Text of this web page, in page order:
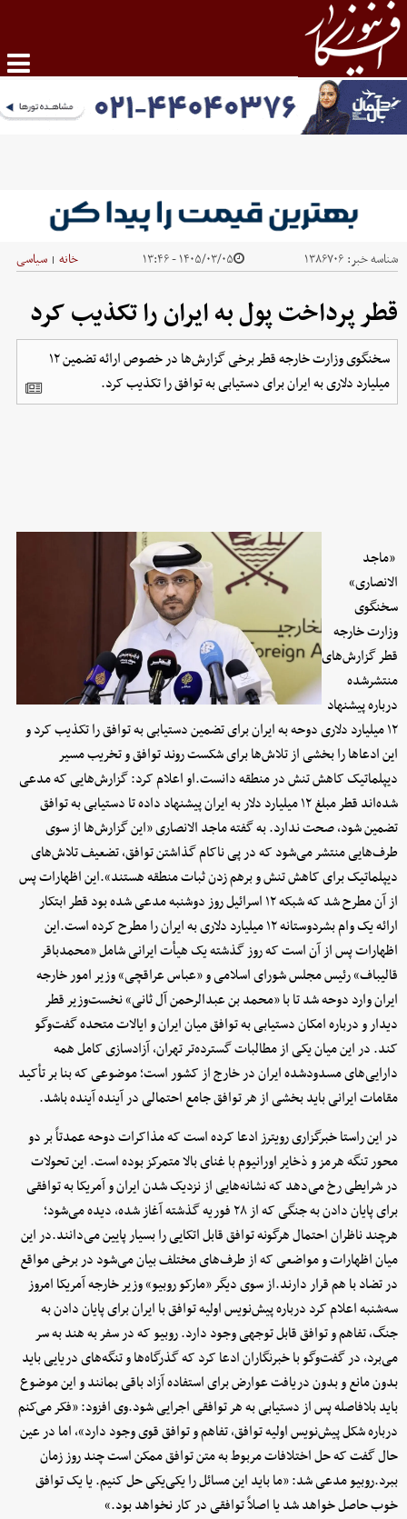
شناسه خبر: ۱۳۸۶۷۰۶ ۱۴۰۵/۰۳/۰۵ - ۱۳:۴۶ خانه | سیاسی
قطر پرداخت پول به ایران را تکذیب کرد
سخنگوی وزارت خارجه قطر برخی گزارش‌ها در خصوص ارائه تضمین ۱۲
میلیارد دلاری به ایران برای دستیابی به توافق را تکذیب کرد.
«ماجد
الانصاری»
سخنگوی
وزارت خارجه
قطر گزارش‌های
منتشرشده
درباره پیشنهاد
۱۲ میلیارد دلاری دوحه به ایران برای تضمین دستیابی به توافق را تکذیب کرد و
این ادعاها را بخشی از تلاش‌ها برای شکست روند توافق و تخریب مسیر
دیپلماتیک کاهش تنش در منطقه دانست.او اعلام کرد: گزارش‌هایی که مدعی
شده‌اند قطر مبلغ ۱۲ میلیارد دلار به ایران پیشنهاد داده تا دستیابی به توافق
تضمین شود، صحت ندارد. به گفته ماجد الانصاری «این گزارش‌ها از سوی
طرف‌هایی منتشر می‌شود که در پی ناکام گذاشتن توافق، تضعیف تلاش‌های
دیپلماتیک برای کاهش تنش و برهم زدن ثبات منطقه هستند».این اظهارات پس
از آن مطرح شد که شبکه ۱۲ اسرائیل روز دوشنبه مدعی شده بود قطر ابتکار
ارائه یک وام بشردوستانه ۱۲ میلیارد دلاری به ایران را مطرح کرده است.این
اظهارات پس از آن است که روز گذشته یک هیأت ایرانی شامل «محمدباقر
قالیباف» رئیس مجلس شورای اسلامی و «عباس عراقچی» وزیر امور خارجه
ایران وارد دوحه شد تا با «محمد بن عبدالرحمن آل ثانی» نخست‌وزیر قطر
دیدار و درباره امکان دستیابی به توافق میان ایران و ایالات متحده گفت‌وگو
کند. در این میان یکی از مطالبات گسترده‌تر تهران، آزادسازی کامل همه
دارایی‌های مسدودشده ایران در خارج از کشور است؛ موضوعی که بنا بر تأکید
مقامات ایرانی باید بخشی از هر توافق جامع احتمالی در آینده آینده باشد.
در این راستا خبرگزاری رویترز ادعا کرده است که مذاکرات دوحه عمدتاً بر دو
محور تنگه هرمز و ذخایر اورانیوم با غنای بالا متمرکز بوده است. این تحولات
در شرایطی رخ می‌دهد که نشانه‌هایی از نزدیک شدن ایران و آمریکا به توافقی
برای پایان دادن به جنگی که از ۲۸ فوریه گذشته آغاز شده، دیده می‌شود؛
هرچند ناظران احتمال هرگونه توافق قابل اتکایی را بسیار پایین می‌دانند.در این
میان اظهارات و مواضعی که از طرف‌های مختلف بیان می‌شود در برخی مواقع
در تضاد با هم قرار دارند.از سوی دیگر «مارکو روبیو» وزیر خارجه آمریکا امروز
سه‌شنبه اعلام کرد درباره پیش‌نویس اولیه توافق با ایران برای پایان دادن به
جنگ، تفاهم و توافق قابل توجهی وجود دارد. روبیو که در سفر به هند به سر
می‌برد، در گفت‌وگو با خبرنگاران ادعا کرد که گذرگاه‌ها و تنگه‌های دریایی باید
بدون مانع و بدون دریافت عوارض برای استفاده آزاد باقی بمانند و این موضوع
باید بلافاصله پس از دستیابی به هر توافقی اجرایی شود.وی افزود: «فکر می‌کنم
درباره شکل پیش‌نویس اولیه توافق، تفاهم و توافق قوی‌ وجود دارد»، اما در عین
حال گفت که حل اختلافات مربوط به متن توافق ممکن است چند روز زمان
ببرد.روبیو مدعی شد: «ما باید این مسائل را یکی‌یکی حل کنیم. یا یک توافق
خوب حاصل خواهد شد یا اصلاً توافقی در کار نخواهد بود.»